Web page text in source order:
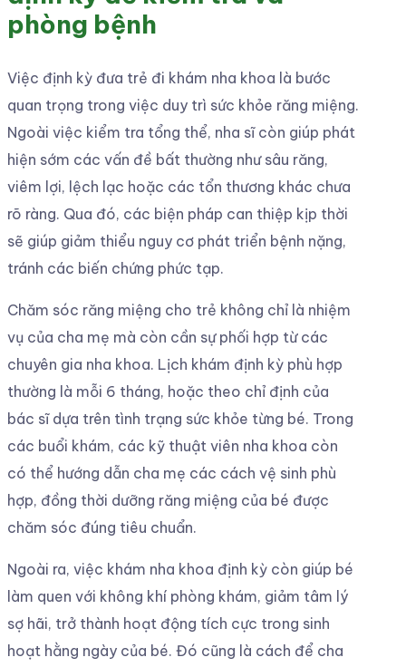
phòng bệnh
Việc định kỳ đưa trẻ đi khám nha khoa là bước
quan trọng trong việc duy trì sức khỏe răng miệng.
Ngoài việc kiểm tra tổng thể, nha sĩ còn giúp phát
hiện sớm các vấn đề bất thường như sâu răng,
viêm lợi, lệch lạc hoặc các tổn thương khác chưa
rõ ràng. Qua đó, các biện pháp can thiệp kịp thời
sẽ giúp giảm thiểu nguy cơ phát triển bệnh nặng,
tránh các biến chứng phức tạp.
Chăm sóc răng miệng cho trẻ không chỉ là nhiệm
vụ của cha mẹ mà còn cần sự phối hợp từ các
chuyên gia nha khoa. Lịch khám định kỳ phù hợp
thường là mỗi 6 tháng, hoặc theo chỉ định của
bác sĩ dựa trên tình trạng sức khỏe từng bé. Trong
các buổi khám, các kỹ thuật viên nha khoa còn
có thể hướng dẫn cha mẹ các cách vệ sinh phù
hợp, đồng thời dưỡng răng miệng của bé được
chăm sóc đúng tiêu chuẩn.
Ngoài ra, việc khám nha khoa định kỳ còn giúp bé
làm quen với không khí phòng khám, giảm tâm lý
sợ hãi, trở thành hoạt động tích cực trong sinh
hoạt hằng ngày của bé. Đó cũng là cách để cha